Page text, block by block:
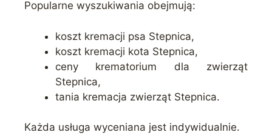
Popularne wyszukiwania obejmują:
koszt kremacji psa Stepnica,
koszt kremacji kota Stepnica,
ceny krematorium dla zwierząt
Stepnica,
tania kremacja zwierząt Stepnica.
Każda usługa wyceniana jest indywidualnie.